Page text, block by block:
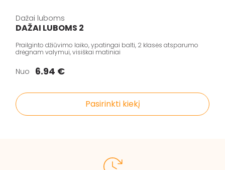
Dažai luboms
DAŽAI LUBOMS 2
Prailginto džiūvimo laiko, ypatingai balti, 2 klasės atsparumo
drėgnam valymui, visiškai matiniai
Nuo 6.94 €
Pasirinkti kiekį